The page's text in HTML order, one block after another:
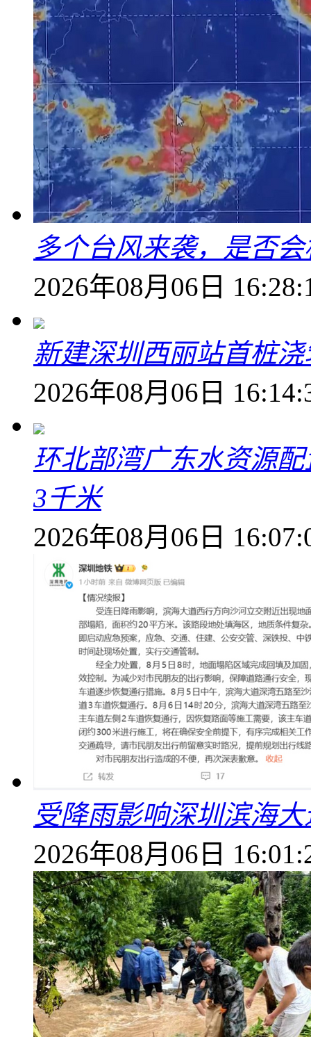
多个台风来袭，是否
2026年08月06日
新建深圳西丽站首桩
2026年08月06日
环北部湾广东水资源
3千米
2026年08月06日
受降雨影响深圳滨海
2026年08月06日